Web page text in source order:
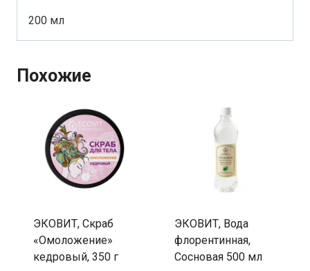
200 мл
Похожие
ЭКОВИТ, Скраб
«Омоложение»
кедровый, 350 г
ЭКОВИТ, Вода
флорентинная,
Сосновая 500 мл